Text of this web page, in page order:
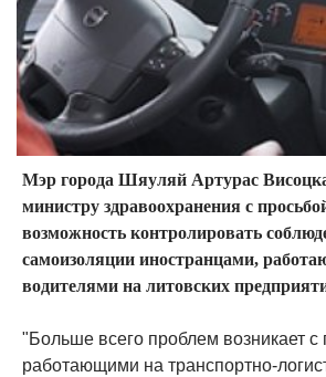
Мэр города Шяуляй Артурас
министру здравоохранения с
возможность контролировать
самоизоляции иностранцами,
водителями на литовских
"Больше всего проблем возникает с
работающими на транспортно-